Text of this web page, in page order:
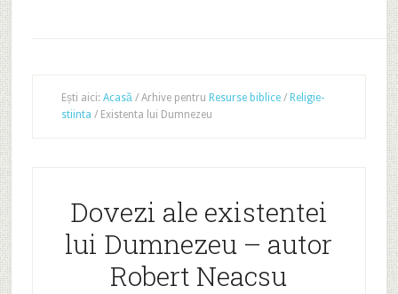
Ești aici: Acasă /Arhive pentru Resurse biblice / Religie-
stiinta /Existenta lui Dumnezeu
Dovezi ale existentei
lui Dumnezeu – autor
Robert Neacsu